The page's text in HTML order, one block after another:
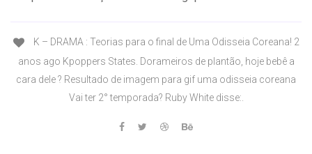
K – DRAMA : Teorias para o final de Uma Odisseia Coreana! 2
anos ago Kpoppers States. Dorameiros de plantão, hoje bebê a
cara dele ? Resultado de imagem para gif uma odisseia coreana
Vai ter 2° temporada? Ruby White disse:.